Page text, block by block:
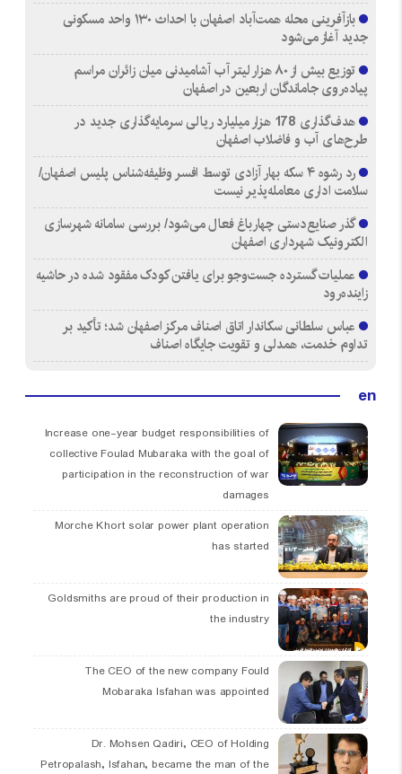
بازآفرینی محله همت‌آباد اصفهان با احداث ۱۳۰ واحد مسکونی
جدید آغاز می‌شود
توزیع بیش از ۸۰ هزار لیتر آب آشامیدنی میان زائران مراسم
پیاده‌روی جاماندگان اربعین در اصفهان
هدف‌گذاری 178 هزار میلیارد ریالی سرمایه‌گذاری جدید در
طرح‌های آب و فاضلاب اصفهان
رد رشوه ۴ سکه بهار آزادی توسط افسر وظیفه‌شناس پلیس اصفهان/
سلامت اداری معامله‌پذیر نیست
گذر صنایع‌دستی چهارباغ فعال می‌شود/ بررسی سامانه شهرسازی
الکترونیک شهرداری اصفهان
عملیات گسترده جست‌وجو برای یافتن کودک مفقود شده در حاشیه
زاینده‌رود
عباس سلطانی سکاندار اتاق اصناف مرکز اصفهان شد؛ تأکید بر
تداوم خدمت، همدلی و تقویت جایگاه اصناف
en
Increase one-year budget responsibilities of
collective Foulad Mubaraka with the goal of
participation in the reconstruction of war
damages
Morche Khort solar power plant operation
has started
Goldsmiths are proud of their production in
the industry
The CEO of the new company Fould
Mobaraka Isfahan was appointed
Dr. Mohsen Qadiri, CEO of Holding
Petropalash, Isfahan, became the man of the